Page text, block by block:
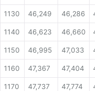
1130 46,249 46,286
1140 46,623 46,660
1150 46,995 47,033
1160 47,367 47,404
1170 47,737 47,774